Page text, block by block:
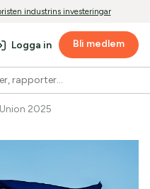
industrins investeringar
Logga in Bli medlem
2025